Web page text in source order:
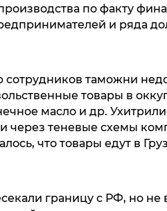
по факту
и ряда
сотрудников таможни
товары в
масло и др.
через теневые схемы
что товары едут в
границу с РФ, но не